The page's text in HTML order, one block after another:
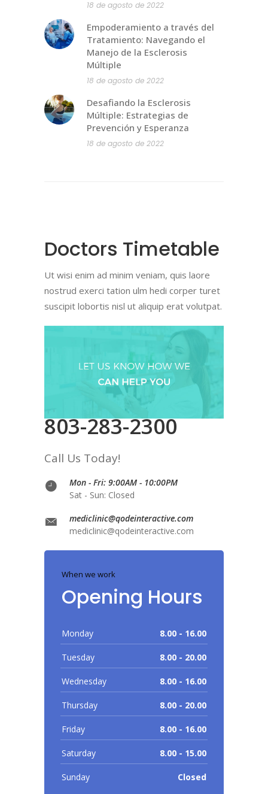
18 de agosto de 2022
Empoderamiento a través del
Tratamiento: Navegando el
Manejo de la Esclerosis
Múltiple
18 de agosto de 2022
Desafiando la Esclerosis
Múltiple: Estrategias de
Prevención y Esperanza
18 de agosto de 2022
Doctors Timetable
Ut wisi enim ad minim veniam, quis laore
nostrud exerci tation ulm hedi corper turet
suscipit lobortis nisl ut aliquip erat volutpat.
803-283-2300
Call Us Today!
Mon - Fri: 9:00AM - 10:00PM
Sat - Sun: Closed
mediclinic@qodeinteractive.com
mediclinic@qodeinteractive.com
When we work
Opening Hours
Monday 8.00 - 16.00
Tuesday 8.00 - 20.00
Wednesday 8.00 - 16.00
Thursday 8.00 - 20.00
Friday 8.00 - 16.00
Saturday 8.00 - 15.00
Sunday Closed